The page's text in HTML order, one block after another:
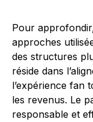
Pour
approches
des structures
réside dans
l’expérience fan
les revenus. Le
responsable et